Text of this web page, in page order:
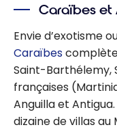
Caraïbes et
Envie d’exotisme
Caraïbes
Saint-Barthélemy,
françaises
Anguilla et
dizaine de villas au